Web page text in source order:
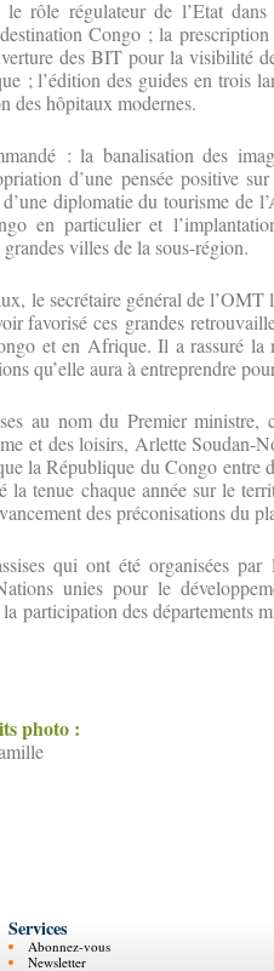
le rôle régulateur de l’Etat
Congo ; la
des BIT pour la visibilité
; l’édition des guides en trois
des hôpitaux modernes.
: la banalisation des
d’une pensée positive
diplomatie du tourisme de
en particulier et
villes de la sous-région.
le secrétaire général de
favorisé ces grandes
et en Afrique. Il a rassuré
qu’elle aura à entreprendre
au nom du Premier
et des loisirs, Arlette Soudan-
la République du Congo entre
la tenue chaque année sur le
des préconisations du
qui ont été organisées
unies pour le
participation des départements
photo :
Services
Abonnez-vous
Newsletter